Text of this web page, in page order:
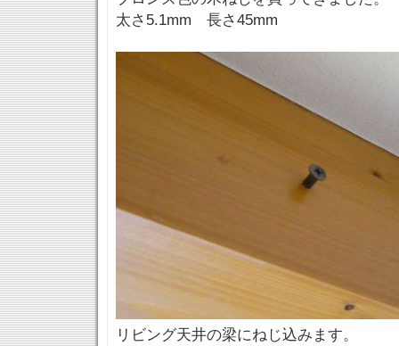
太さ5.1mm 長さ45mm
リビング天井の梁にねじ込みます。